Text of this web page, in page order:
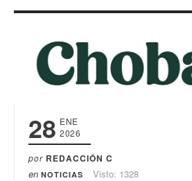
28 ENE
2026
por REDACCIÓN C
en NOTICIAS Visto: 1328